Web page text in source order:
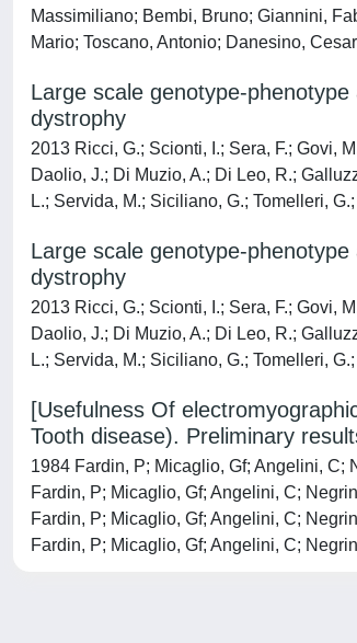
Massimiliano; Bembi, Bruno; Giannini,
Mario; Toscano, Antonio; Danesino,
Large scale genotype-
dystrophy
2013 Ricci, G.; Scionti, I.; Sera, F.; Govi,
Daolio, J.; Di Muzio, A.; Di Leo, R.;
L.; Servida, M.; Siciliano, G.; Tomelleri,
Large scale genotype-
dystrophy
2013 Ricci, G.; Scionti, I.; Sera, F.; Govi,
Daolio, J.; Di Muzio, A.; Di Leo, R.;
L.; Servida, M.; Siciliano, G.; Tomelleri,
[Usefulness Of
Tooth disease). Preliminary
1984 Fardin, P; Micaglio, Gf; Angelini, C;
Fardin, P; Micaglio, Gf; Angelini, C;
Fardin, P; Micaglio, Gf; Angelini, C;
Fardin, P; Micaglio, Gf; Angelini, C;